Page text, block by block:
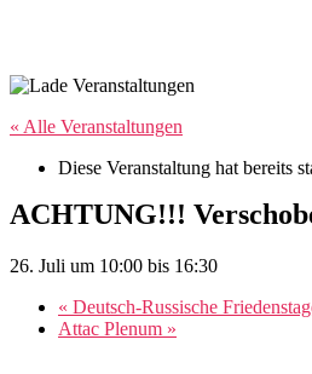
« Alle Veranstaltungen
Diese Veranstaltung hat bereits
ACHTUNG!!!
26. Juli um 10:00 bis 16:30
« Deutsch-Russische
Attac Plenum »